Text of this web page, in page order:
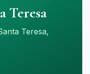
Teresa
Teresa,